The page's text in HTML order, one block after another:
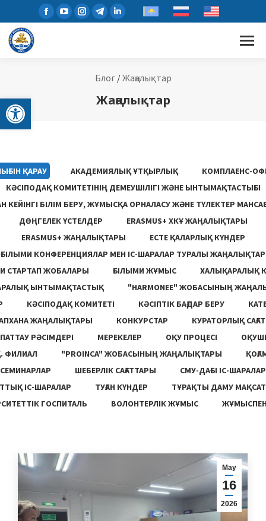
Open toolbar
Блог/Жаңалықтар
Жаңалықтар
ҚАРАУ АКАДЕМИЯЛЫҚ ҰТҚЫРЛЫҚ
КОМПЛАЕНС-
КӘСІПОДАҚ КОМИТЕТІНІҢ ДЕМЕУШІЛІГІ ЖӘНЕ ЫНТЫМАҚТАСТЫҒЫ
КЕЙІНГІ БІЛІМ БЕРУ, ЖҰМЫСҚА ОРНАЛАСУ ЖƏНЕ ТҮЛЕКТЕР
ДӨҢГЕЛЕК ҮСТЕЛДЕР
ERASMUS+ ХКҰ ЖАҢАЛЫҚТАРЫ
ERASMUS+ ЖАҢАЛЫҚТАРЫ
ЕСТЕ ҚАЛАРЛЫҚ КҮНДЕР
ҒЫЛЫМИ КОНФЕРЕНЦИЯЛАР МЕН ІС-ШАРАЛАР ТУРАЛЫ ЖАҢАЛЫҚТАР
СТАРТАП ЖОБАЛАРЫ
ҒЫЛЫМИ ЖҰМЫС
ХАЛЫҚАРАЛЫҚ
ЫНТЫМАҚТАСТЫҚ
"HARMONEE" ЖОБАСЫНЫҢ
КӘСІПОДАҚ КОМИТЕТІ КӘСІПТІК БАҒДАР БЕРУ
ЖАҢАЛЫҚТАРЫ
КОНКУРСТАР
КУРАТОРЛЫҚ
РӘСІМДЕРІ
МЕРЕКЕЛЕР ОҚУ ПРОЦЕСІ
ФИЛИАЛ
"PROINCA" ЖОБАСЫНЫҢ ЖАҢАЛЫҚТАРЫ
СЕМИНАРЛАР
ШЕБЕРЛІК САҒАТТАРЫ
СМУ-ДАҒЫ ІС-ШАРАЛАР
ІС-ШАРАЛАР
ТУҒАН КҮНДЕР
ТҰРАҚТЫ ДАМУ
ГОСПИТАЛЬ
ВОЛОНТЕРЛІК ЖҰМЫС
Мау
16
2026